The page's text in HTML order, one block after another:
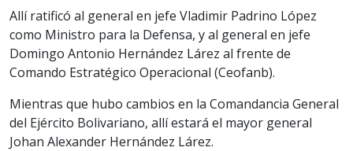
Allí ratificó al general en jefe Vladimir Padrino López
como Ministro para la Defensa, y al general en jefe
Domingo Antonio Hernández Lárez al frente de
Comando Estratégico Operacional (Ceofanb).
Mientras que hubo cambios en la Comandancia General
del Ejército Bolivariano, allí estará el mayor general
Johan Alexander Hernández Lárez.